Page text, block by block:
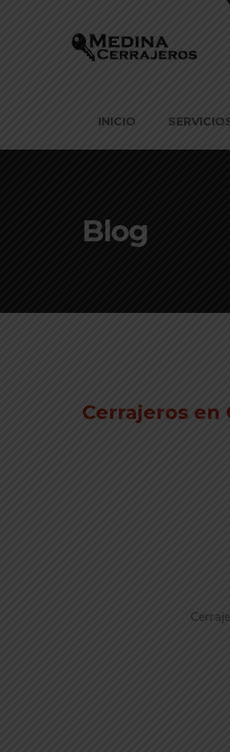
INICIO
Blog
Cerrajeros en